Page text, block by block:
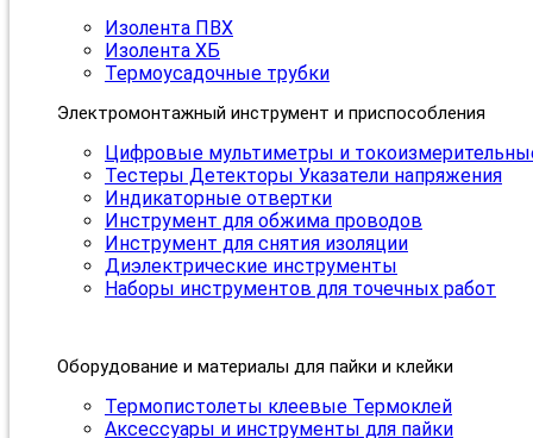
Изолента ПВХ
Изолента ХБ
Термоусадочные трубки
Электромонтажный инструмент и приспособления
Цифровые мультиметры и
Тестеры Детекторы Указатели напряжения
Индикаторные отвертки
Инструмент для обжима проводов
Инструмент для снятия изоляции
Диэлектрические инструменты
Наборы инструментов для точечных работ
Оборудование и материалы для пайки и клейки
Термопистолеты клеевые Термоклей
Аксессуары и инструменты для пайки